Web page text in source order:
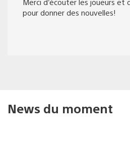
pour donner des nouvelles!
News du moment